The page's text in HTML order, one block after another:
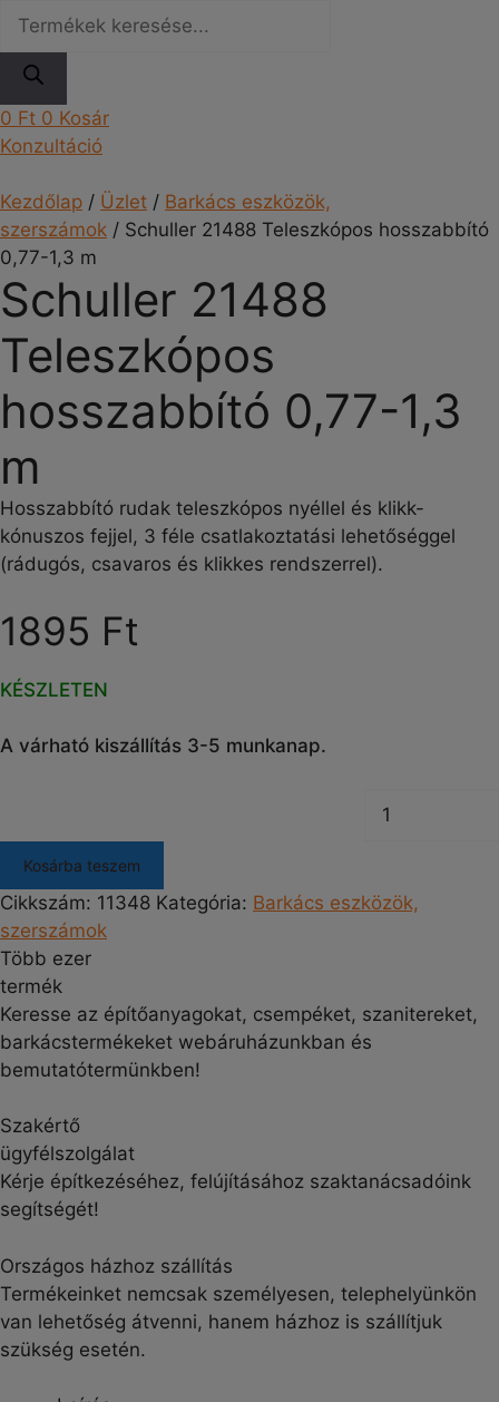
Products
0 Ft 0 Kosár
Konzultáció
Kezdőlap / Üzlet / Barkács eszközök,
szerszámok / Schuller 21488 Teleszkópos hosszabbító
0,77-1,3 m
Schuller 21488
Teleszkópos
hosszabbító 0,77-1,3
m
Hosszabbító rudak teleszkópos nyéllel és klikk-
kónuszos fejjel, 3 féle csatlakoztatási lehetőséggel
(rádugós, csavaros és klikkes rendszerrel).
1895 Ft
KÉSZLETEN
A várható kiszállítás 3-5 munkanap.
Kosárba teszem
Cikkszám: 11348 Kategória: Barkács eszközök,
szerszámok
Több ezer
termék
Keresse az építőanyagokat, csempéket, szanitereket,
barkácstermékeket webáruházunkban és
bemutatótermünkben!
Szakértő
ügyfélszolgálat
Kérje építkezéséhez, felújításához szaktanácsadóink
segítségét!
Országos házhoz szállítás
Termékeinket nemcsak személyesen, telephelyünkön
van lehetőség átvenni, hanem házhoz is szállítjuk
szükség esetén.